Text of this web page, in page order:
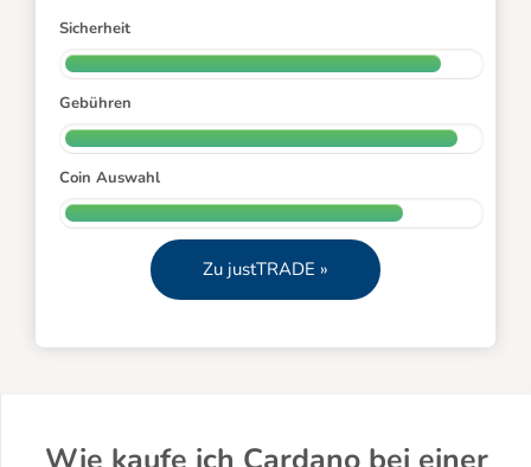
Sicherheit
Gebühren
Coin Auswahl
Zu justTRADE »